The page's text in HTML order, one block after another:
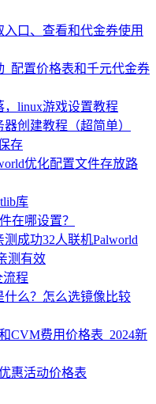
口、查看和代金券使用
_配置价格表和千元代金券
linux游戏设置教程
创建教程（超简单）
存
优化配置文件存放路
库
在哪设置？
成功32人联机Palworld
测有效
流程
什么？怎么选镜像比较
CVM费用价格表_2024新
惠活动价格表